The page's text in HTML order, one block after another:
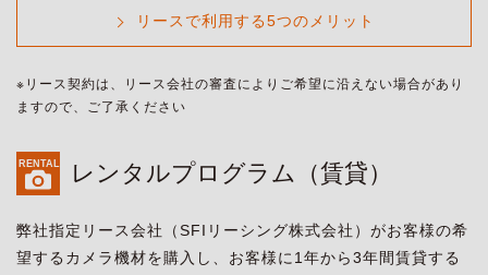
リースで利用する5つのメリット
※リース契約は、リース会社の審査によりご希望に沿えない場合があり
ますので、ご了承ください
レンタルプログラム（賃貸）
弊社指定リース会社（SFIリーシング株式会社）がお客様の希
望するカメラ機材を購入し、お客様に1年から3年間賃貸する